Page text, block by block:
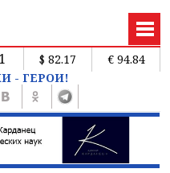
1 $ 82.17
€ 94.84
- ГЕРОИ!